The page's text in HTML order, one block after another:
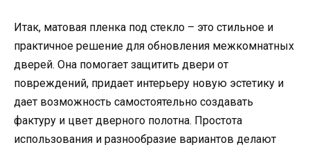
Итак, матовая пленка под стекло – это стильное и
практичное решение для обновления межкомнатных
дверей. Она помогает защитить двери от
повреждений, придает интерьеру новую эстетику и
дает возможность самостоятельно создавать
фактуру и цвет дверного полотна. Простота
использования и разнообразие вариантов делают